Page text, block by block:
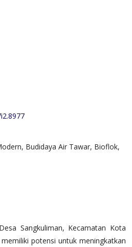
Budidaya Air Tawar, Bioflok,
Sangkuliman, Kecamatan Kota
potensi untuk meningkatkan